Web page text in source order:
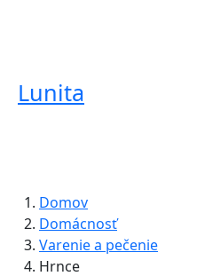
Lunita
Domov
Domácnosť
Varenie a pečenie
Hrnce